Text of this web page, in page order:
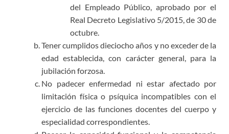
del Empleado Público, aprobado por el
Real Decreto Legislativo 5/2015, de 30 de
octubre.
Tener cumplidos dieciocho años y no exceder de la
edad establecida, con carácter general, para la
jubilación forzosa.
No padecer enfermedad ni estar afectado por
limitación física o psíquica incompatibles con el
ejercicio de las funciones docentes del cuerpo y
especialidad correspondientes.